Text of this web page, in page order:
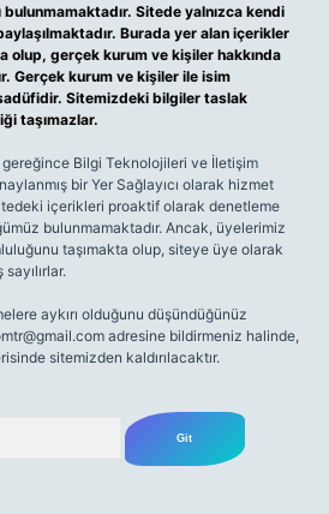
Sitede yalnızca kendi
Burada yer alan içerikler
olup, gerçek kurum ve kişiler hakkında
Gerçek kurum ve kişiler ile isim
Sitemizdeki bilgiler taslak
taşımazlar.
gereğince Bilgi Teknolojileri ve İletişim
bir Yer Sağlayıcı olarak hizmet
içerikleri proaktif olarak denetleme
bulunmamaktadır. Ancak, üyelerimiz
taşımakta olup, siteye üye olarak
aykırı olduğunu düşündüğünüz
adresine bildirmeniz halinde,
sitemizden kaldırılacaktır.